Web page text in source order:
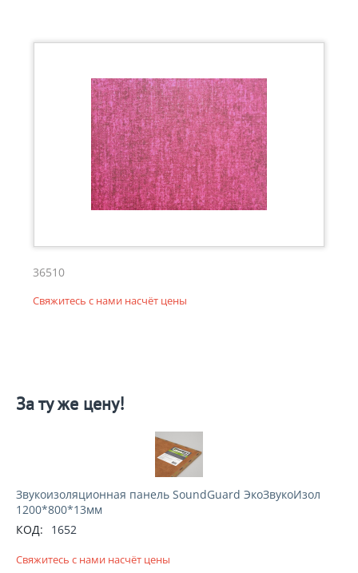
36510
Свяжитесь с нами насчёт цены
За ту же цену!
Звукоизоляционная панель SoundGuard ЭкоЗвукоИзол
1200*800*13мм
КОД:
1652
Свяжитесь с нами насчёт цены